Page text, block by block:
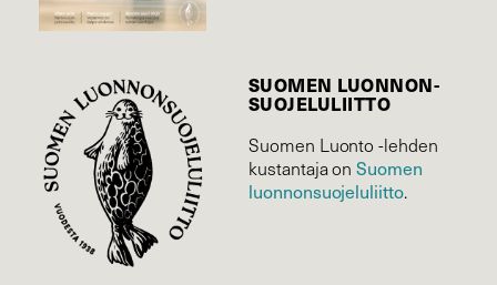
SUOMEN LUONNON­
SUOJELU­LIITTO
Suomen Luonto -lehden
kustantaja onSuomen
luonnonsuojelu­liitto.